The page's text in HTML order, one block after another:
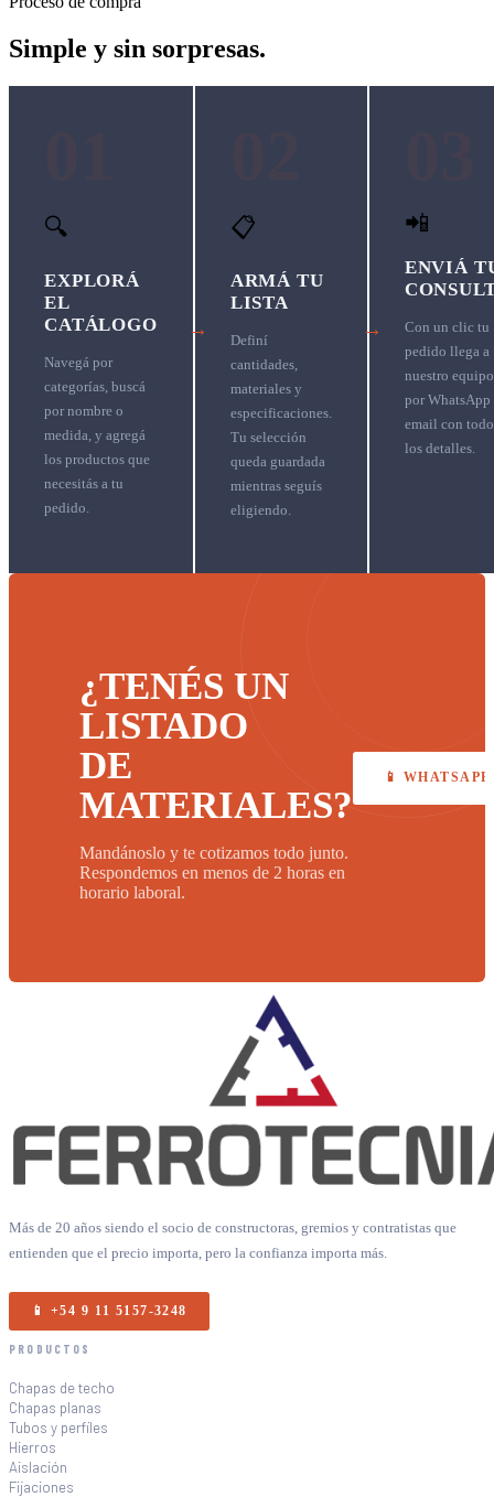
Simple y sin sorpresas.
🔍
EXPLORÁ
EL
CATÁLOGO
Navegá por
categorías, buscá
por nombre o
medida, y agregá
los productos que
necesitás a tu
pedido.
→
📋
ARMÁ TU
LISTA
Definí
cantidades,
materiales y
especificaciones.
Tu selección
queda guardada
mientras seguís
eligiendo.
→
📲
ENVIÁ
Con un clic tu
pedido llega a
nuestro equipo
por WhatsApp
email con
los detalles.
¿TENÉS UN
LISTADO
DE
MATERIALES?
Mandánoslo y te cotizamos todo junto.
Respondemos en menos de 2 horas en
horario laboral.
📱
Más de 20 años siendo el socio de constructoras, gremios y contratistas que
entienden que el precio importa, pero la confianza importa más.
📱 +54 9 11 5157-3248
PRODUCTOS
Chapas de techo
Chapas planas
Tubos y perfiles
Hierros
Aislación
Fijaciones